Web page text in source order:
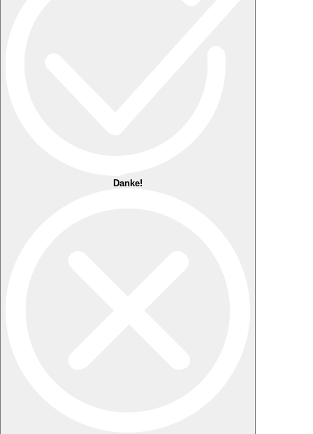
Danke!